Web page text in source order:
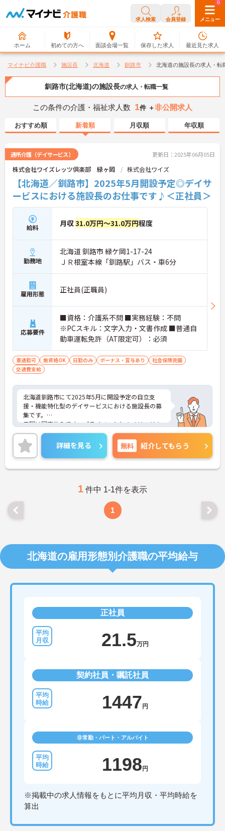
求人検索 会員登録 メニュー
ホーム 初めての方へ 面談会場一覧
0
保存した求人
0
最近見た求人
マイナビ介護職 施設長 北海道 釧路市 北海道の施設長の求人・転
釧路市(北海道)の施設長の求人・転職一覧
この条件の介護・福祉求人数 1件 ＋非公開求人
おすすめ順 新着順 月収順 年収順
通所介護（デイサービス） 更新日：2025年06月05日
株式会社ワイズレッツ倶楽部 緑ヶ岡 株式会社ワイズ
【北海道／釧路市】2025年5月開設予定◎デイサ
ービスにおける施設長のお仕事です♪＜正社員＞
給料 月収31.0万円～31.0万円程度
勤務地
北海道 釧路市 緑ケ岡1-17-24
ＪＲ根室本線「釧路駅」バス・車6分
雇用形態 正社員(正職員)
応募要件
■資格：介護系不問 ■実務経験：不問
※PCスキル：文字入力・文書作成 ■普通自
動車運転免許（AT限定可）：必須
車通勤可 無資格OK 日勤のみ ボーナス・賞与あり
社会保険完備
交通費支給
北海道釧路市にて2025年5月に開設予定の自立支
援・機能特化型のデイサービスにおける施設長の募
集です。
日曜は固定休みです。プライベートとのメリハリの
ある働き方が可能です。また、育児休業や介護休業
の取得実績があり、ライフステージが変化しても働
ける職場環境です。
ご興味のある方には、面接対策ポイントなど、さら
に詳細をご案内しますのでお気軽にご相談くださ
詳細を見る 無料 紹介してもらう
1 件中 1-1件を表示
1
北海道の雇用形態別介護職の平均給与
正社員
21.5万円
契約社員・嘱託社員
1447 円
非常勤・パート・アルバイト
1198 円
※掲載中の求人情報をもとに平均月収・平均時給を
算出